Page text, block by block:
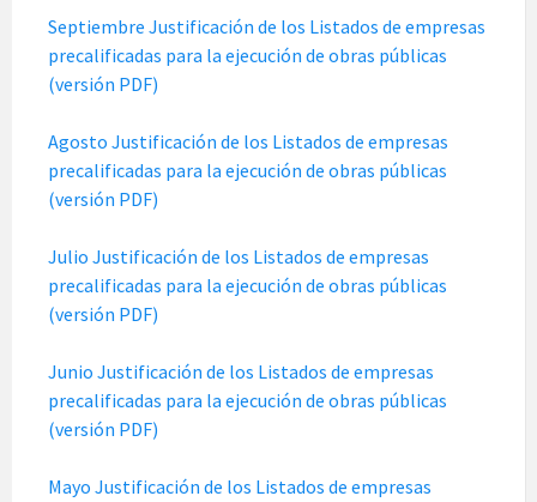
Septiembre Justificación de los Listados de empresas
precalificadas para la ejecución de obras públicas
(versión PDF)
Agosto Justificación de los Listados de empresas
precalificadas para la ejecución de obras públicas
(versión PDF)
Julio Justificación de los Listados de empresas
precalificadas para la ejecución de obras públicas
(versión PDF)
Junio Justificación de los Listados de empresas
precalificadas para la ejecución de obras públicas
(versión PDF)
Mayo Justificación de los Listados de empresas